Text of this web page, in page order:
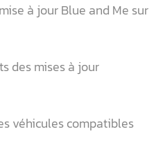
à jour Blue and Me sur
des mises à jour
véhicules compatibles